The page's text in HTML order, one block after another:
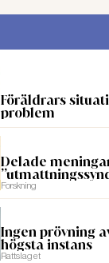
Föräldrars
problem
Delade
Forskning
Ingen prövning
högsta instans
Rattslaget